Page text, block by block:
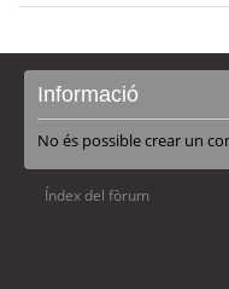
Informació
No és possible crear un
Índex del fòrum